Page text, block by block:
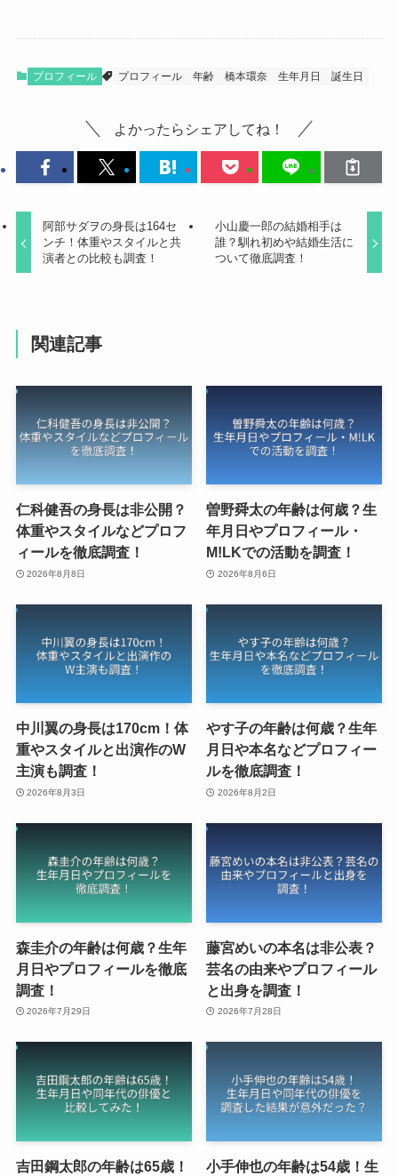
プロフィール プロフィール 年齢 橋本環奈 生年月日 誕生日
よかったらシェアしてね！
阿部サダヲの身長は164セ
ンチ！体重やスタイルと共
演者との比較も調査！
小山慶一郎の結婚相手は
誰？馴れ初めや結婚生活に
ついて徹底調査！
関連記事
仁科健吾の身長は非公開？
体重やスタイルなどプロフ
ィールを徹底調査！
2026年8月8日
曽野舜太の年齢は何歳？生
年月日やプロフィール・
M!LKでの活動を調査！
2026年8月6日
中川翼の身長は170cm！体
重やスタイルと出演作のW
主演も調査！
2026年8月3日
やす子の年齢は何歳？生年
月日や本名などプロフィー
ルを徹底調査！
2026年8月2日
森圭介の年齢は何歳？生年
月日やプロフィールを徹底
調査！
2026年7月29日
藤宮めいの本名は非公表？
芸名の由来やプロフィール
と出身を調査！
2026年7月28日
吉田鋼太郎の年齢は65歳！
小手伸也の年齢は54歳！生